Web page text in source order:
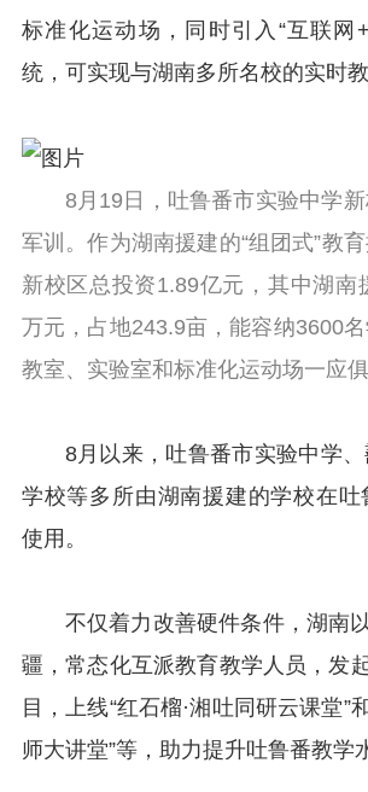
标准化运动场，同时引入“互联网
统，可实现与湖南多所名校的实时教
8月19日，吐鲁番市实验中学
军训。作为湖南援建的“组团式”教
新校区总投资1.89亿元，其中湖南
万元，占地243.9亩，能容纳3600
教室、实验室和标准化运动场一应
8月以来，吐鲁番市实验中学
学校等多所由湖南援建的学校在吐
使用。
不仅着力改善硬件条件，湖南
疆，常态化互派教育教学人员，发
目，上线“红石榴·湘吐同研云课堂”
师大讲堂”等，助力提升吐鲁番教学